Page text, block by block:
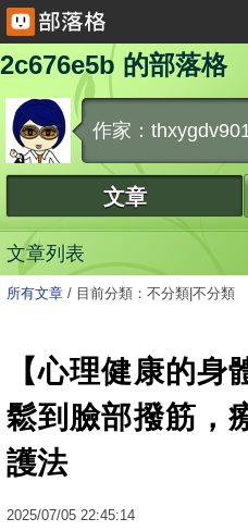
2c676e5b 的部落格
作家：
文章
文章列表
所有文章 / 目前分類：不分類|不分類
【心理健康的身
鬆到臉部撥筋，
護法
2025/07/05 22:45:14